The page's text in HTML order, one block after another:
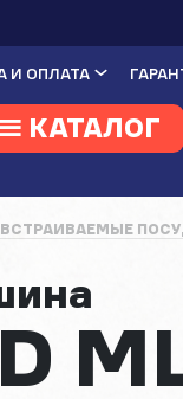
И ОПЛАТА
КАТАЛОГ
ВСТРАИВАЕМЫЕ